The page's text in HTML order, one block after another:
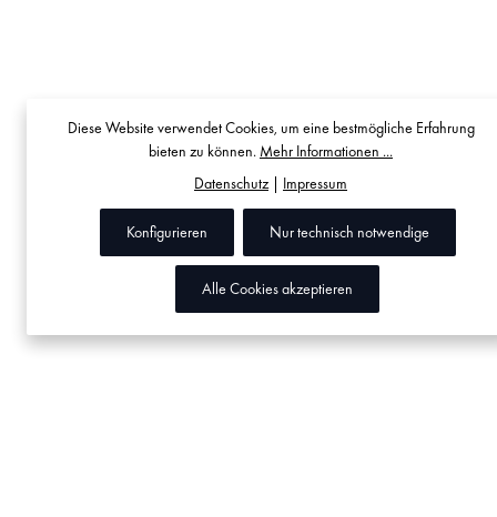
Diese Website verwendet Cookies, um eine bestmögliche Erfahrung
bieten zu können. Mehr Informationen ...
Datenschutz| Impressum
Nur technisch notwendige
Konfigurieren
Alle Cookies akzeptieren